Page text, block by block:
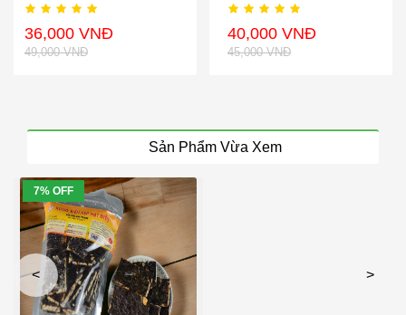
36,000 VNĐ
49,000 VNĐ
40,000 VNĐ
45,000 VNĐ
Sản Phẩm Vừa Xem
7% OFF
< >